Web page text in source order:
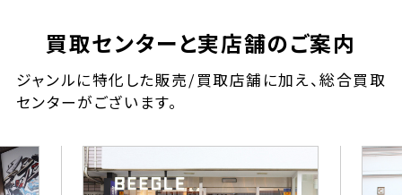
買取センターと実店舗のご案内
ジャンルに特化した販売/買取店舗に加え、総合買取
センターがございます。